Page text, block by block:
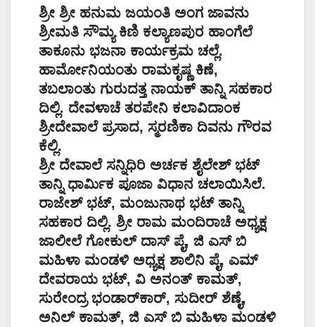
ಶ್ರೀ ಶ್ರೀ ಹನುಮ ಜಯಂತಿ ಅಂಗ ಜಾವನು
ಶ್ರೀಮತಿ ಸೌಮ್ಯ ಕಿಣಿ ಕಲ್ಯಾಣಪುರ ಹಾಂಗೆಲೆ
ತಾಕೂನು ಭಜನಾ ಕಾರ್ಯಕ್ರಮ ಚಲ್ಲೆ.
ಹಾರ್ಮೋನಿಯಂತು ರಾಮಕೃಷ್ಣ ಕಿಣೆ,
ತಬಲಾಂತು ಗುರುದತ್ತ ನಾಯಕ್ ತಾನ್ನಿ ಸಹಕಾರ
ದಿಲ್ಲಿ. ದೇವಳಾಚೆ ತರಪೇನಿ ಕಲಾವಿದಾಂಕ
ಶ್ರೀದೇವಾಲೆ ಪ್ರಸಾದ, ಸ್ಮರಣಿಕಾ ದಿವನು ಗೌರವ
ಕೆಲ್ಲಿ.
ಶ್ರೀ ದೇವಾಲೆ ಸನ್ನಿಧಿರಿ ಅರ್ಚಕ ಶೈಲೇಶ್ ಭಟ್
ತಾನ್ನಿ ಧಾರ್ಮಿಕ ಪೂಜಾ ವಿಧಾನ ಚಲಾಯಿಸಿಲೆ.
ರಾಜೇಶ್ ಭಟ್, ಮಂಜುನಾಥ ಭಟ್ ತಾನ್ನಿ
ಸಹಕಾರ ದಿಲ್ಲಿ. ಶ್ರೀ ರಾಮ ಮಂದಿರಾಚೆ ಅಧ್ಯಕ್ಷ
ಜಾಲೀಲೆ ಗೋಕುಲ್ ದಾಸ್ ಪೈ, ಜಿ ಎಸ್ ಬಿ
ಮಹಿಳಾ ಮಂಡಳಿ ಅಧ್ಯಕ್ಷ ಶಾಲಿನಿ ಪೈ, ಎಮ್
ದೇವರಾಯ ಭಟ್, ವಿ ಅನಂತ್ ಕಾಮತ್,
ಸುರೇಂದ್ರ ಭಂಡಾರ್‌ಕಾರ್, ಸುದೀರ್ ಶೆಣೈ,
ಅನಿಲ್ ಕಾಮತ್, ಜಿ ಎಸ್ ಬಿ ಮಹಿಳಾ ಮಂಡಳಿ